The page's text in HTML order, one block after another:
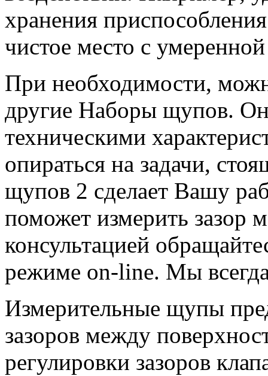
хранения
чистое место с
При необходимости,
другие Наборы щупов.
техническими
опираться на задачи,
щупов 2 сделает Вашу
поможет измерить зазор
консультацией
режиме on-line. Мы
Измерительные щупы
зазоров между
регулировки зазоров